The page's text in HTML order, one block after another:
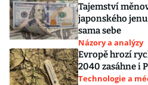
Tajemství
japonského
sama sebe
Názory a analýzy
Evropě hrozí
2040 zasáhne i
Technologie a